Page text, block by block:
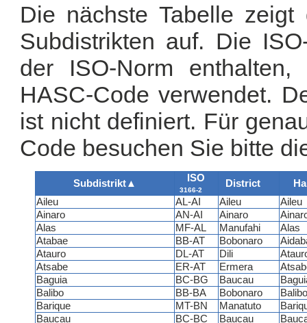
Die nächste Tabelle
Subdistrikten auf. Die
der ISO-Norm
HASC-Code verwendet.
ist nicht definiert. Für
Code besuchen Sie bitte
Subdistrikt▲ ISO
3166-2
District
Aileu
AL-AI Aileu
Aileu
Ainaro
AN-AI Ainaro
Alas
MF-AL Manufahi
Alas
Atabae
BB-AT Bobonaro
Atauro
DL-AT Dili
Atsabe
ER-AT Ermera
Baguia
BC-BG Baucau
Balibo
BB-BA Bobonaro
Balibo
Barique
MT-BN Manatuto
Baucau
BC-BC Baucau